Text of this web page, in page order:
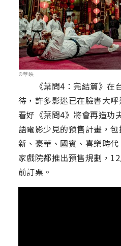
©華映
《葉問4：完結篇》在
待，許多影迷已在臉書大
看好《葉問4》將會再造功
語電影少見的預售計畫，
新、豪華、國賓、喜樂時
家戲院都推出預售規劃，
前訂票。